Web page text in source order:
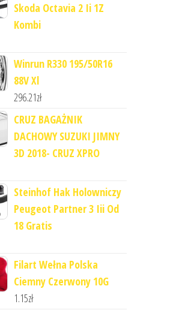
Skoda Octavia 2 Ii 1Z
Kombi
Winrun R330 195/50R16
88V Xl
296.21zł
CRUZ BAGAŻNIK
DACHOWY SUZUKI JIMNY
3D 2018- CRUZ XPRO
Steinhof Hak Holowniczy
Peugeot Partner 3 Iii Od
18 Gratis
Filart Wełna Polska
Ciemny Czerwony 10G
1.15zł